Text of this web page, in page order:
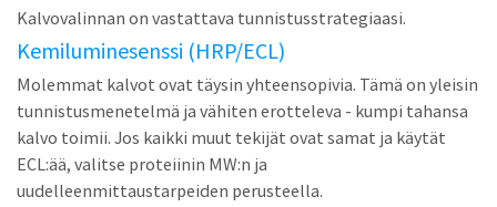
Kalvovalinnan on vastattava tunnistusstrategiaasi.
Kemiluminesenssi (HRP/ECL)
Molemmat kalvot ovat täysin yhteensopivia. Tämä on yleisin
tunnistusmenetelmä ja vähiten erotteleva - kumpi tahansa
kalvo toimii. Jos kaikki muut tekijät ovat samat ja käytät
ECL:ää, valitse proteiinin MW:n ja
uudelleenmittaustarpeiden perusteella.